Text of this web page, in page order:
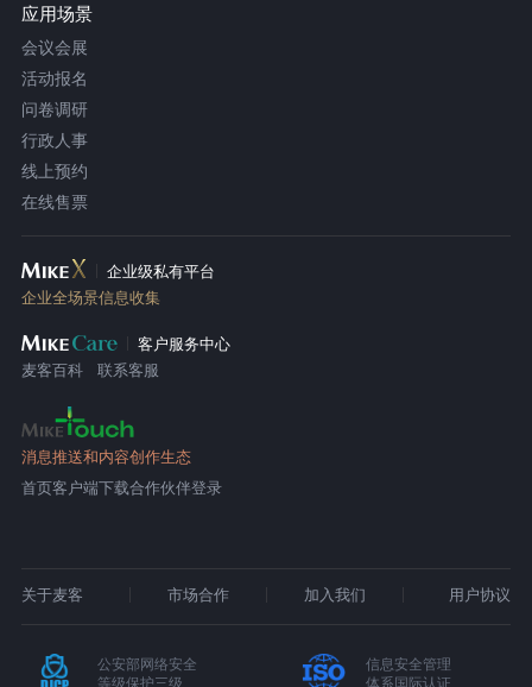
应用场景
会议会展
活动报名
问卷调研
行政人事
线上预约
在线售票
企业级私有平台
企业全场景信息收集
客户服务中心
麦客百科
联系客服
消息推送和内容创作生态
首页客户端下载合作伙伴登录
关于麦客 市场合作 加入我们 用户协议
公安部网络安全
等级保护三级
信息安全管理
体系国际认证